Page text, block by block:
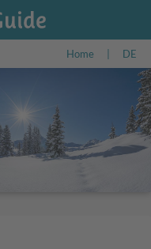
Home DE